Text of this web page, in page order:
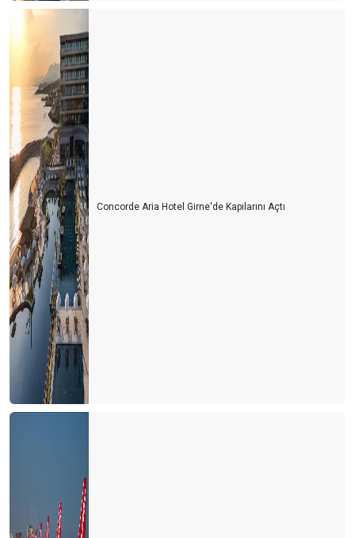
Concorde Aria Hotel Girne'de Kapılarını Açtı